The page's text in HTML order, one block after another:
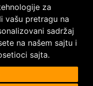
za
vašu pretragu na
sadržaj
na našem sajtu i
sajta.
obloga